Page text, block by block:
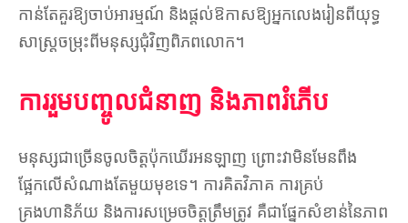
កាន់តែគួរឱ្យចាប់អារម្មណ៍ និងផ្តល់ឱកាសឱ្យអ្នកលេងរៀនពីយុទ្ធ
សាស្ត្រចម្រុះពីមនុស្សជុំវិញពិភពលោក។
ការរួមបញ្ចូលជំនាញ និងភាពរំភើប
មនុស្សជាច្រើនចូលចិត្តប៉ុកឃើរអនឡាញ ព្រោះវាមិនមែនពឹង
ផ្អែកលើសំណាងតែមួយមុខទេ។ ការគិតវិភាគ ការគ្រប់
គ្រងហានិភ័យ និងការសម្រេចចិត្តត្រឹមត្រូវ គឺជាផ្នែកសំខាន់នៃភាព